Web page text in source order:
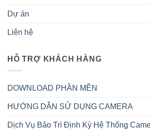
Dự án
Liên hệ
HỖ TRỢ KHÁCH HÀNG
DOWNLOAD PHẦN MỀN
HƯỚNG DẪN SỬ DỤNG CAMERA
Dịch Vụ Bảo Trì Định Kỳ Hệ Thống